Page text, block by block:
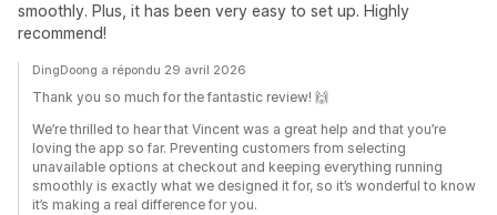
smoothly. Plus, it has been very easy to set up. Highly
recommend!
DingDoong a répondu 29 avril 2026
Thank you so much for the fantastic review! 🙌
We’re thrilled to hear that Vincent was a great help and that you’re
loving the app so far. Preventing customers from selecting
unavailable options at checkout and keeping everything running
smoothly is exactly what we designed it for, so it’s wonderful to know
it’s making a real difference for you.